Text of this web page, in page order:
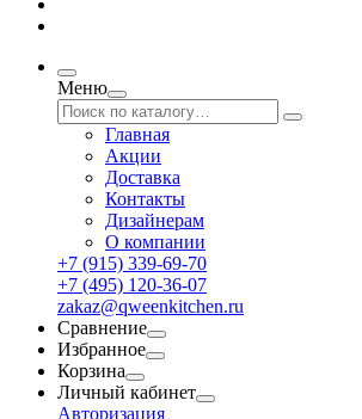
Меню
Главная
Акции
Доставка
Контакты
Дизайнерам
О компании
+7 (915) 339-69-70
+7 (495) 120-36-07
zakaz@qweenkitchen.ru
Сравнение
Избранное
Корзина
Личный кабинет
Авторизация